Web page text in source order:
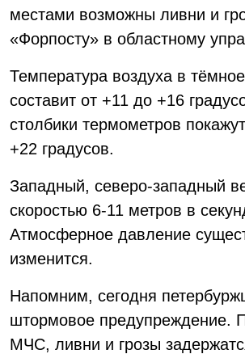
местами возможны ливни и
«Форпосту» в областному
Температура воздуха в
составит от +11 до +16
столбики термометров
+22 градусов.
Западный, северо-западный
скоростью 6-11 метров в
Атмосферное давление
изменится.
Напомним, сегодня
штормовое предупреждение.
МЧС, ливни и грозы